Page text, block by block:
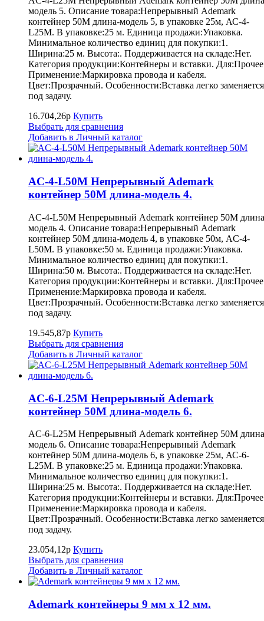
модель 5. Описание товара:Непрерывный Ademark
контейнер 50M длина-модель 5, в упаковке 25м, АС-4-
L25M. В упаковке:25 м. Единица продажи:Упаковка.
Минимальное количество единиц для покупки:1.
Ширина:25 м. Высота:. Поддерживается на складе:Нет.
Категория продукции:Контейнеры и вставки.
Применение:Маркировка провода и кабеля.
Цвет:Прозрачный. Особенности:Вставка легко заменяется
под задачу.
16.704,26р Купить
Выбрать для сравнения
Добавить в Личный каталог
AC-4-L50M Непрерывный Ademark
контейнер 50M длина-модель 4.
AC-4-L50M Непрерывный Ademark контейнер 50M
модель 4. Описание товара:Непрерывный Ademark
контейнер 50M длина-модель 4, в упаковке 50м, AC-4-
L50M. В упаковке:50 м. Единица продажи:Упаковка.
Минимальное количество единиц для покупки:1.
Ширина:50 м. Высота:. Поддерживается на складе:Нет.
Категория продукции:Контейнеры и вставки.
Применение:Маркировка провода и кабеля.
Цвет:Прозрачный. Особенности:Вставка легко заменяется
под задачу.
19.545,87р Купить
Выбрать для сравнения
Добавить в Личный каталог
AC-6-L25M Непрерывный Ademark
контейнер 50M длина-модель 6.
AC-6-L25M Непрерывный Ademark контейнер 50M
модель 6. Описание товара:Непрерывный Ademark
контейнер 50M длина-модель 6, в упаковке 25м, АС-6-
L25M. В упаковке:25 м. Единица продажи:Упаковка.
Минимальное количество единиц для покупки:1.
Ширина:25 м. Высота:. Поддерживается на складе:Нет.
Категория продукции:Контейнеры и вставки.
Применение:Маркировка провода и кабеля.
Цвет:Прозрачный. Особенности:Вставка легко заменяется
под задачу.
23.054,12р Купить
Выбрать для сравнения
Добавить в Личный каталог
Ademark контейнеры 9 мм х 12 мм.